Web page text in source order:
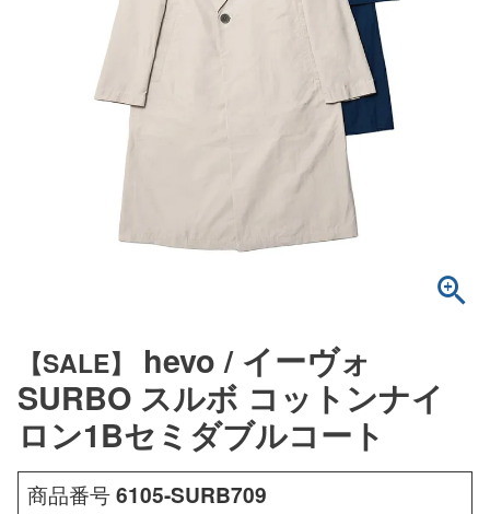
【SALE】
hevo / イーヴォ
SURBO スルボ コットンナイ
ロン1Bセミダブルコート
商品番号6105-SURB709